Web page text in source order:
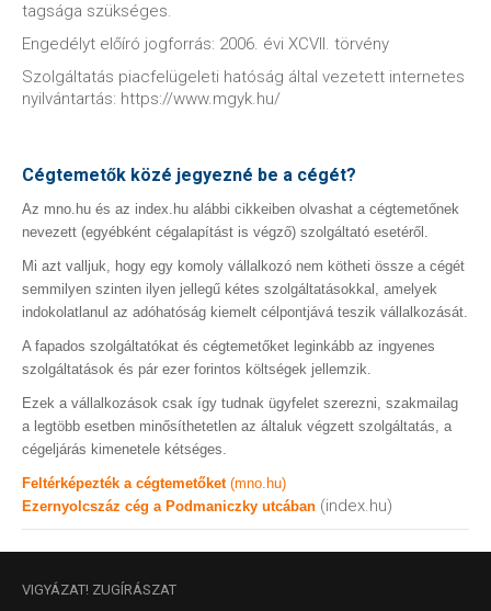
tagsága szükséges.
Engedélyt előíró jogforrás: 2006. évi XCVII. törvény
Szolgáltatás piacfelügeleti hatóság által vezetett internetes
nyilvántartás: https://www.mgyk.hu/
Cégtemetők közé jegyezné be a cégét?
Az mno.hu és az index.hu alábbi cikkeiben olvashat a cégtemetőnek
nevezett (egyébként cégalapítást is végző) szolgáltató esetéről.
Mi azt valljuk, hogy egy komoly vállalkozó nem kötheti össze a cégét
semmilyen szinten ilyen jellegű kétes szolgáltatásokkal, amelyek
indokolatlanul az adóhatóság kiemelt célpontjává teszik vállalkozását.
A fapados szolgáltatókat és cégtemetőket leginkább az ingyenes
szolgáltatások és pár ezer forintos költségek jellemzik.
Ezek a vállalkozások csak így tudnak ügyfelet szerezni, szakmailag
a legtöbb esetben minősíthetetlen az általuk végzett szolgáltatás, a
cégeljárás kimenetele kétséges.
Feltérképezték a cégtemetőket (mno.hu)
Ezernyolcszáz cég a Podmaniczky utcában (index.hu)
VIGYÁZAT! ZUGÍRÁSZAT